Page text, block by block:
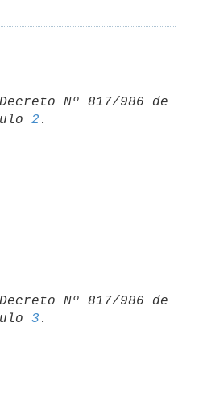
Nº 817/986 de
2
Nº 817/986 de
3